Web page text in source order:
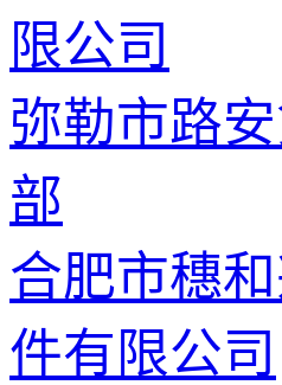
限公司
弥勒市路
部
合肥市穗
件有限公司